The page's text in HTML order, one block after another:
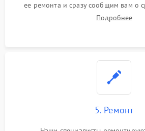
ее ремонта и сразу сообщим вам о
Подробнее
5. Ремонт